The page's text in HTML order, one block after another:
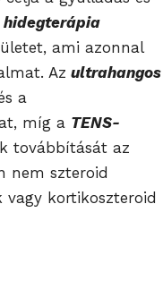
hidegterápia
ami azonnal
Az ultrahangos
a
míg a TENS-
továbbítását az
nem szteroid
vagy kortikoszteroid